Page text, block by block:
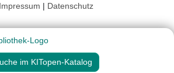
Impressum | Datenschutz
im KITopen-Katalog